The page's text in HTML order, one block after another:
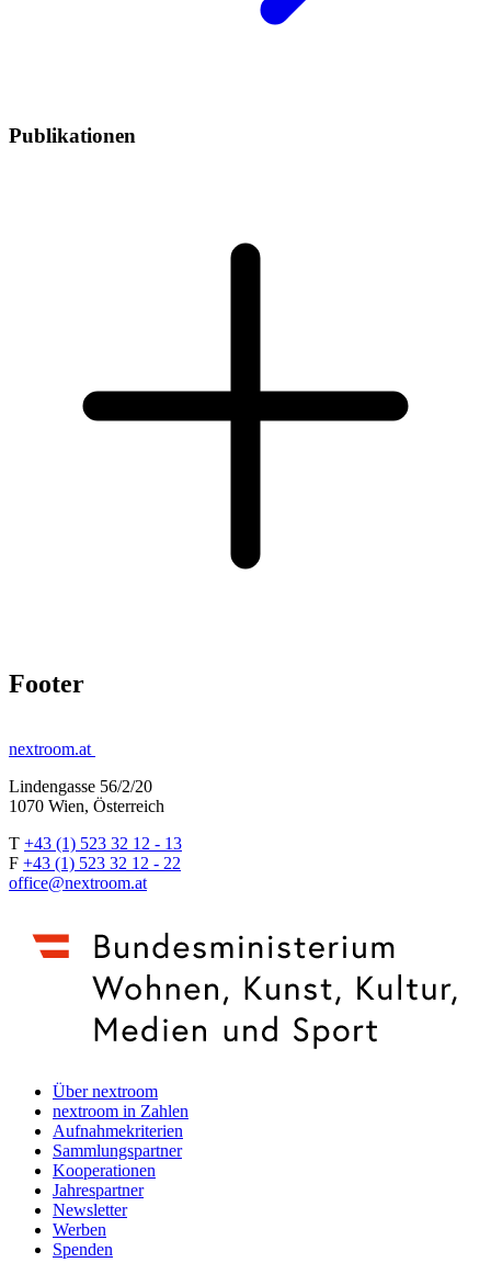
Publikationen
Footer
nextroom.at
Lindengasse 56/2/20
1070 Wien, Österreich
T +43 (1) 523 32 12 - 13
F +43 (1) 523 32 12 - 22
office@nextroom.at
Über nextroom
nextroom in Zahlen
Aufnahmekriterien
Sammlungspartner
Kooperationen
Jahrespartner
Newsletter
Werben
Spenden